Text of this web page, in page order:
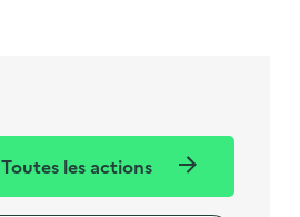
Toutes les actions